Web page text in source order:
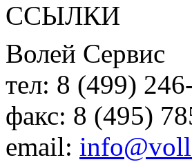
ССЫЛКИ
Волей Сервис
тел: 8 (499)
факс: 8 (495)
email: